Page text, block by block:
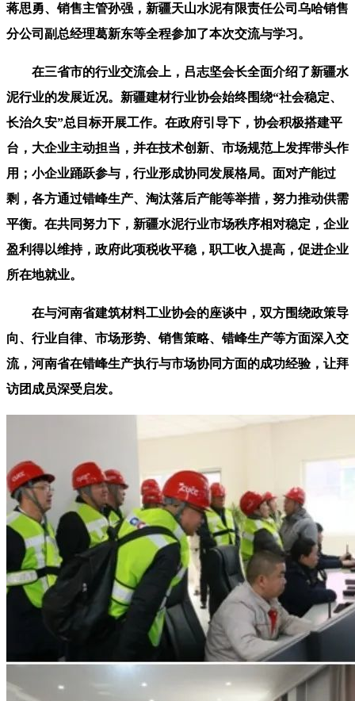
蒋思勇、销售主管孙强，新疆天山水泥有限责任公司乌哈销售
分公司副总经理葛新东等全程参加了本次交流与学习。
在三省市的行业交流会上，吕志坚会长全面介绍了新疆水
泥行业的发展近况。新疆建材行业协会始终围绕“社会稳定、
长治久安”总目标开展工作。在政府引导下，协会积极搭建平
台，大企业主动担当，并在技术创新、市场规范上发挥带头作
用；小企业踊跃参与，行业形成协同发展格局。面对产能过
剩，各方通过错峰生产、淘汰落后产能等举措，努力推动供需
平衡。在共同努力下，新疆水泥行业市场秩序相对稳定，企业
盈利得以维持，政府此项税收平稳，职工收入提高，促进企业
所在地就业。
在与河南省建筑材料工业协会的座谈中，双方围绕政策导
向、行业自律、市场形势、销售策略、错峰生产等方面深入交
流，河南省在错峰生产执行与市场协同方面的成功经验，让拜
访团成员深受启发。